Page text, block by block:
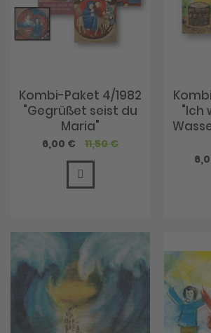
Kombi-Paket 4/1982
"Gegrüßet seist du
Maria"
Sonderangebot
6,00 € 11,50 €
"Ich